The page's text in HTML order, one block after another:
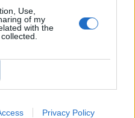
Use,
of my
with the
Privacy Policy
med jämna